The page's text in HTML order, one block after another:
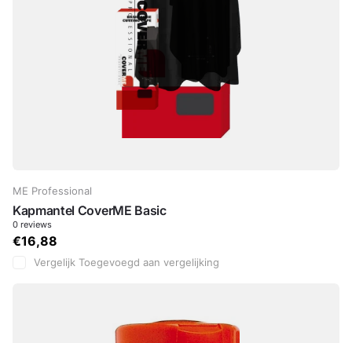
ME Professional
Kapmantel CoverME Basic
0 reviews
€16,88
Vergelijk Toegevoegd aan vergelijking